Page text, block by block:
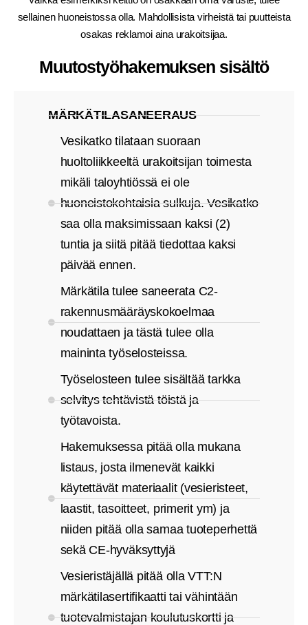
sellainen huoneistossa olla. Mahdollisista virheistä tai puutteista
osakas reklamoi aina urakoitsijaa.
Muutostyöhakemuksen sisältö
MÄRKÄTILASANEERAUS
Vesikatko tilataan suoraan
huoltoliikkeeltä urakoitsijan toimesta
mikäli taloyhtiössä ei ole
huoneistokohtaisia sulkuja. Vesikatko
saa olla maksimissaan kaksi (2)
tuntia ja siitä pitää tiedottaa kaksi
päivää ennen.
Märkätila tulee saneerata C2-
rakennusmääräyskokoelmaa
noudattaen ja tästä tulee olla
maininta työselosteissa.
Työselosteen tulee sisältää tarkka
selvitys tehtävistä töistä ja
työtavoista.
Hakemuksessa pitää olla mukana
listaus, josta ilmenevät kaikki
käytettävät materiaalit (vesieristeet,
laastit, tasoitteet, primerit ym) ja
niiden pitää olla samaa tuoteperhettä
sekä CE-hyväksyttyjä
Vesieristäjällä pitää olla VTT:N
märkätilasertifikaatti tai vähintään
tuotevalmistajan koulutuskortti ja